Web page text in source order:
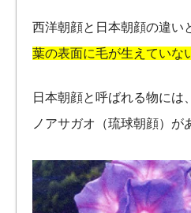
西洋朝顔と日本朝顔の違い
葉の表面に毛が生えていな
日本朝顔と呼ばれる物には、
ノアサガオ（琉球朝顔）が